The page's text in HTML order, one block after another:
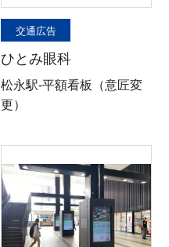
交通広告
ひとみ眼科
松永駅-平額看板（意匠変
更）